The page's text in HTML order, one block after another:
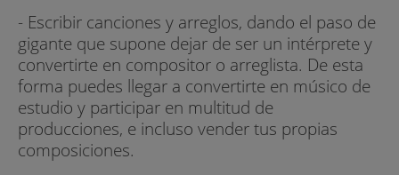
- Escribir canciones y arreglos, dando el paso de
gigante que supone dejar de ser un intérprete y
convertirte en compositor o arreglista. De esta
forma puedes llegar a convertirte en músico de
estudio y participar en multitud de
producciones, e incluso vender tus propias
composiciones.